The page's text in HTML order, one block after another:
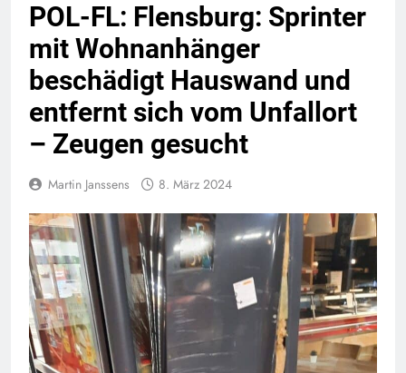
POL-FL: Flensburg: Sprinter
mit Wohnanhänger
beschädigt Hauswand und
entfernt sich vom Unfallort
– Zeugen gesucht
Martin Janssens 8. März 2024